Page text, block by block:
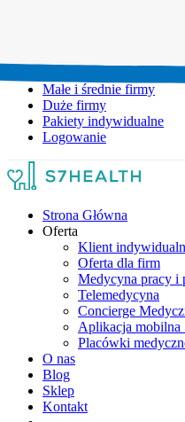
Małe i średnie firmy
Duże firmy
Pakiety indywidualne
Logowanie
Strona Główna
Oferta
Klient
Oferta dla firm
Medycyna pracy i
Telemedycyna
Concierge
Aplikacja mobilna
Placówki
O nas
Blog
Sklep
Kontakt